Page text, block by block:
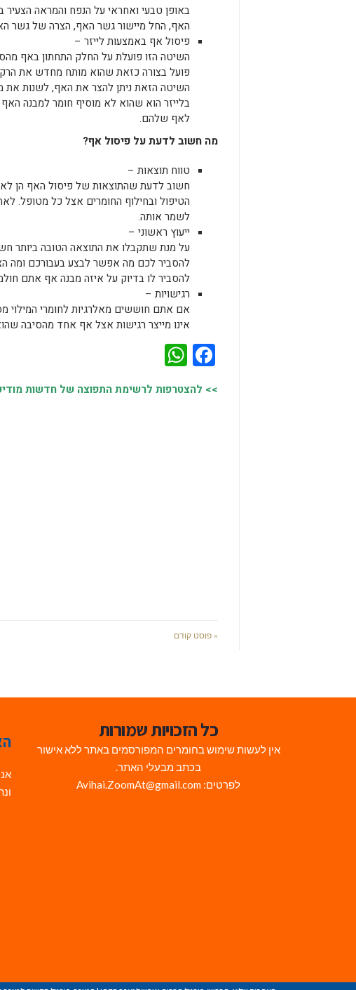
באופן טבעי ואחראי על הנפח והמראה
האף, החל מיישור גשר האף, הצרה של גשר
פיסול אף באמצעות לייזר –
השיטה הזו פועלת על החלק התחתון באף
פועל בצורה כזאת שהוא מותח מחדש את
השיטה הזאת ניתן להצר את האף, לשנות את
בלייזר הוא שהוא לא מוסיף חומר למבנה האף
לאף שלהם.
מה חשוב לדעת על פיסול אף?
טווח תוצאות –
חשוב לדעת שהתוצאות של פיסול האף הן לא
הטיפול ובחילוף החומרים אצל כל מטופל.
לשמר אותה.
ייעוץ ראשוני –
על מנת שתקבלו את התוצאה הטובה ביותר
להסביר לכם מה אפשר לבצע בעבורכם ומה
להסביר לו בדיוק על איזה מבנה אף אתם
רגישויות –
אם אתם חוששים מאלרגיות לחומרי המילוי
אינו מייצר רגישות אצל אף אחד מהסיבה
Facebook
>> להצטרפות לרשימת התפוצה של חדשות
« פוסט קודם
כל הזכויות שמורות
אין לעשות שימוש בחומרים המפורסמים באתר ללא אישור
בכתב מבעלי האתר.
לפרטים: Avihai.ZoomAt@gmail.com